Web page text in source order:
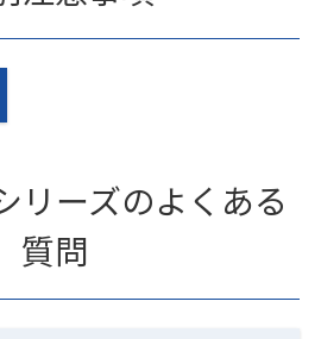
リーズのよくある
質問